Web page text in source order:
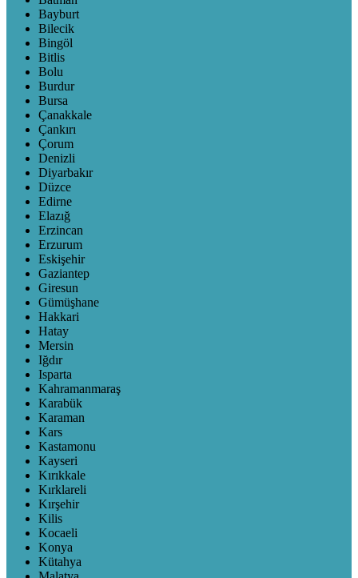
Bayburt
Bilecik
Bingöl
Bitlis
Bolu
Burdur
Bursa
Çanakkale
Çankırı
Çorum
Denizli
Diyarbakır
Düzce
Edirne
Elazığ
Erzincan
Erzurum
Eskişehir
Gaziantep
Giresun
Gümüşhane
Hakkari
Hatay
Mersin
Iğdır
Isparta
Kahramanmaraş
Karabük
Karaman
Kars
Kastamonu
Kayseri
Kırıkkale
Kırklareli
Kırşehir
Kilis
Kocaeli
Konya
Kütahya